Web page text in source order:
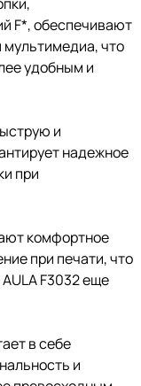
F*, обеспечивают
что
удобным и
и
надежное
при
комфортное
при печати, что
F3032 еще
в себе
и